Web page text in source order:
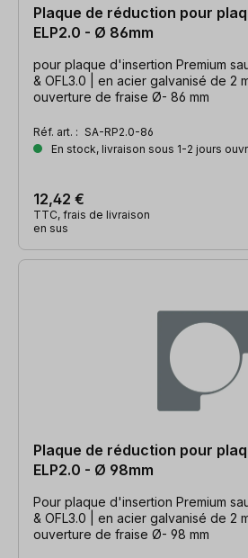
Plaque de réduction pour
ELP2.0 - Ø 86mm
pour plaque d'insertion Premium
& OFL3.0 | en acier galvanisé de 2
ouverture de fraise Ø- 86 mm
Réf. art. : SA-RP2.0-86
En stock, livraison sous 1-2 jours
12,42 €
TTC, frais de livraison
en sus
Plaque de réduction pour
ELP2.0 - Ø 98mm
Pour plaque d'insertion Premium
& OFL3.0 | en acier galvanisé de 2
ouverture de fraise Ø- 98 mm